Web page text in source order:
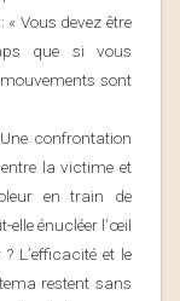
Vous devez être
que si vous
sont
confrontation
la victime et
en train de
elle énucléer l’œil
L’efficacité et le
restent sans